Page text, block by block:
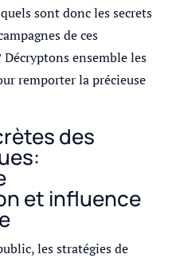
sont donc les secrets
de ces
ensemble les
remporter la précieuse
des
et influence
les stratégies de